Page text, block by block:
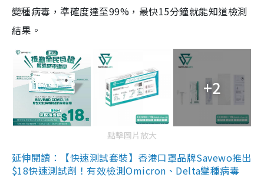
變種病毒，準確度達至99%，最快15分鐘就能知道檢測
結果。
+2
點擊圖片放大
延伸閱讀：【快速測試套裝】香港口罩品牌Savewo推出
$18快速測試劑！有效檢測Omicron、Delta變種病毒